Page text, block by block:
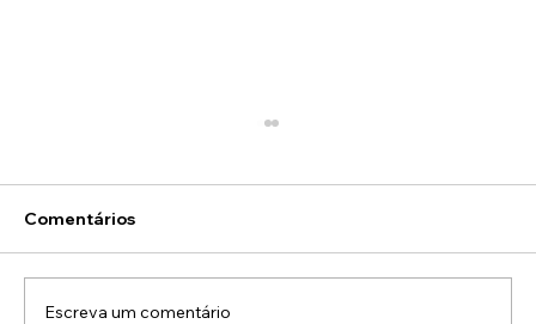
Comentários
Escreva um comentário